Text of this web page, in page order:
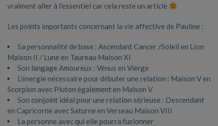
vraiment aller à l’essentiel car cela reste un article
Les points importants concernant la vie affective de Pauline :
Sa personnalité de base : Ascendant Cancer /Soleil en Lion
Maison II / Lune en Taureau Maison XI
Son langage Amoureux : Vénus en Vierge
L’énergie nécessaire pour débuter une relation : Maison V en
Scorpion avec Pluton également en Maison V
Son conjoint idéal pour une relation sérieuse : Descendant
en Capricorne avec Saturne en Verseau Maison VIII
La personne avec qui elle pourra fusionner